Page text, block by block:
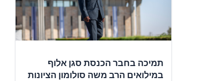
תמיכה בחבר הכנסת סגן אלוף
במילואים הרב משה סולומון הציונות